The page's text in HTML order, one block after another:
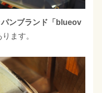
ンブランド 「blueov
ます。